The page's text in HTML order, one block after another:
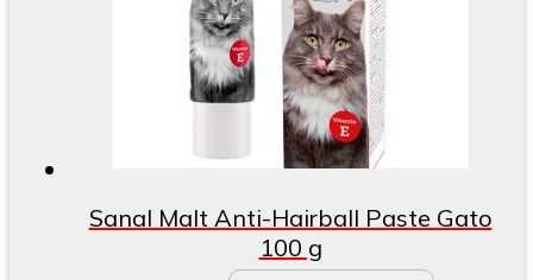
Sanal Malt Anti-Hairball Paste Gato
100 g